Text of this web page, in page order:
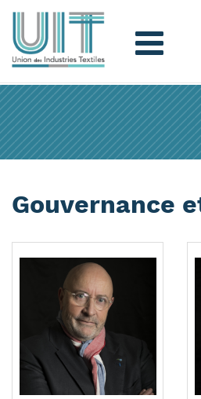
Gouvernance